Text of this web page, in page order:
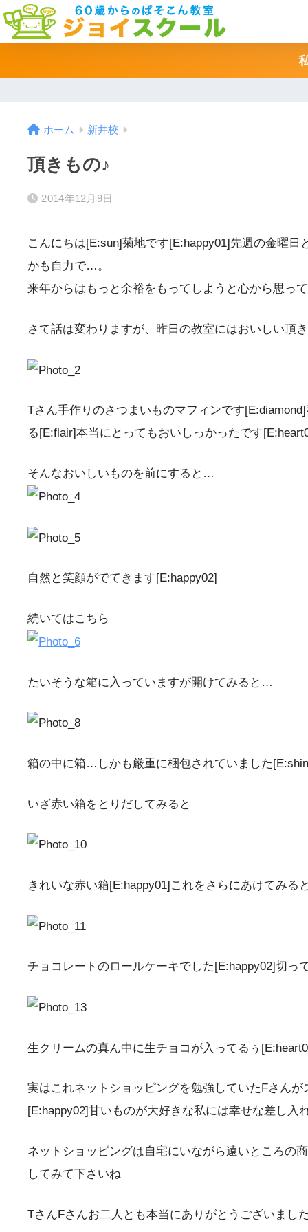
ホーム 新井校
頂きもの♪
2014年12月9日
こんにちは[E:sun]菊地です[E:happy01]先週の金曜
かも自力で…。
来年からはもっと余裕をもってしようと心から思っ
さて話は変わりますが、昨日の教室にはおいしい頂
Tさん手作りのさつまいものマフィンです
る[E:flair]本当にとってもおいしっかったです
そんなおいしいものを前にすると…
自然と笑顔がでてきます[E:happy02]
続いてはこちら
たいそうな箱に入っていますが開けてみると…
箱の中に箱…しかも厳重に梱包されていました
いざ赤い箱をとりだしてみると
きれいな赤い箱[E:happy01]これをさらにあけてみる
チョコレートのロールケーキでした[E:happy02]切っ
生クリームの真ん中に生チョコが入ってるぅ
実はこれネットショッピングを勉強していたFさん
[E:happy02]甘いものが大好きな私には幸せな差し入
ネットショッピングは自宅にいながら遠いところの
してみて下さいね
TさんFさんお二人とも本当にありがとうございまし